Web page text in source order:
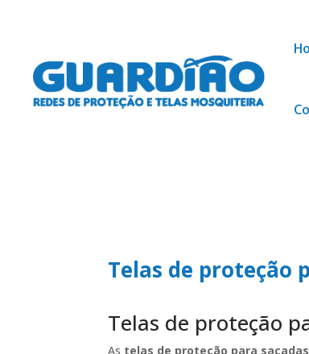
Telas de proteção
Telas de proteção
As telas de proteção para